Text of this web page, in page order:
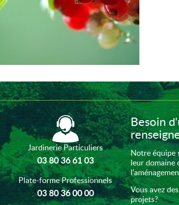
Jardinerie Particuliers
03 80 36 61 03
Plate-forme Professionnels
03 80 36 00 00
Besoin
Notre équipe
leur domaine
Vous avez
projets?